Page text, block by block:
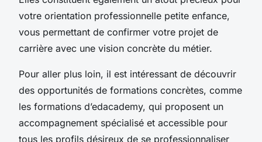
votre orientation professionnelle petite enfance,
vous permettant de confirmer votre projet de
carrière avec une vision concrète du métier.
Pour aller plus loin, il est intéressant de découvrir
des opportunités de formations concrètes, comme
les formations d’edacademy, qui proposent un
accompagnement spécialisé et accessible pour
tous les profils désireux de se professionnaliser